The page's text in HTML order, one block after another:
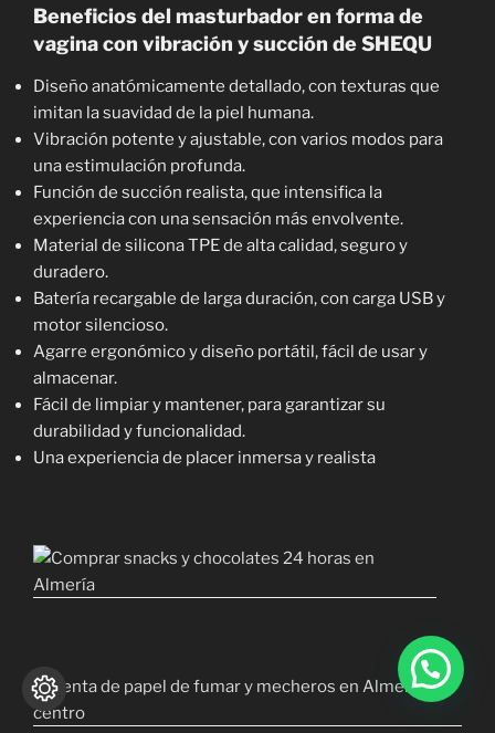
Beneficios del masturbador en forma de
vagina con vibración y succión de SHEQU
Diseño anatómicamente detallado, con texturas que
imitan la suavidad de la piel humana.
Vibración potente y ajustable, con varios modos para
una estimulación profunda.
Función de succión realista, que intensifica la
experiencia con una sensación más envolvente.
Material de silicona TPE de alta calidad, seguro y
duradero.
Batería recargable de larga duración, con carga USB y
motor silencioso.
Agarre ergonómico y diseño portátil, fácil de usar y
almacenar.
Fácil de limpiar y mantener, para garantizar su
durabilidad y funcionalidad.
Una experiencia de placer inmersa y realista
1